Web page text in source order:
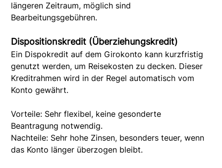
längeren Zeitraum, möglich sind
Bearbeitungsgebühren.
Dispositionskredit (Überziehungskredit)
Ein Dispokredit auf dem Girokonto kann kurzfristig
genutzt werden, um Reisekosten zu decken. Dieser
Kreditrahmen wird in der Regel automatisch vom
Konto gewährt.
Vorteile: Sehr flexibel, keine gesonderte
Beantragung notwendig.
Nachteile: Sehr hohe Zinsen, besonders teuer, wenn
das Konto länger überzogen bleibt.